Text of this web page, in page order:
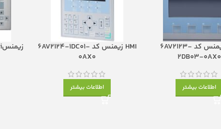
HMI زیمنس کد 6AV2123-
2DB03-0AX0
اطلاعات بیشتر
HMI زیمنس کد 6AV2124-1DC01-
0AX0
اطلاعات بیشتر